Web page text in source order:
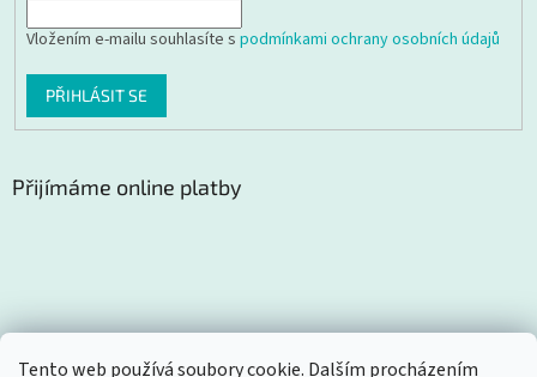
Tento web používá soubory cookie. Dalším procházením
Vložením e-mailu souhlasíte s podmínkami ochrany osobních údajů
PŘIHLÁSIT SE
Přijímáme online platby
Instagram